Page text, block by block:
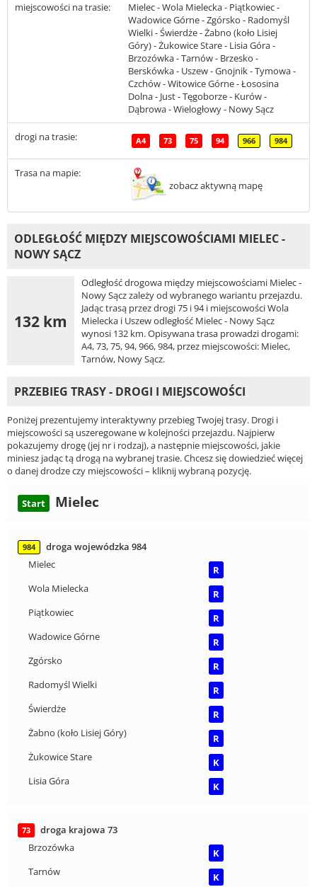
miejscowości na trasie:
Mielec - Wola Mielecka - Piątkowiec -
Wadowice Górne - Zgórsko - Radomyśl
Wielki - Świerdże - Żabno (koło Lisiej
Góry) - Żukowice Stare - Lisia Góra -
Brzozówka - Tarnów - Brzesko -
Berskówka - Uszew - Gnojnik - Tymowa -
Czchów - Witowice Górne - Łososina
Dolna - Just - Tęgoborze - Kurów -
Dąbrowa - Wielogłowy - Nowy Sącz
drogi na trasie: A4 73 75 94 966 984
Trasa na mapie:
zobacz aktywną mapę
ODLEGŁOŚĆ MIĘDZY MIEJSCOWOŚCIAMI MIELEC -
NOWY SĄCZ
132 km
Odległość drogowa między miejscowościami Mielec -
Nowy Sącz zależy od wybranego wariantu przejazdu.
Jadąc trasą przez drogi 75 i 94 i miejscowości Wola
Mielecka i Uszew odległość Mielec - Nowy Sącz
wynosi 132 km. Opisywana trasa prowadzi drogami:
A4, 73, 75, 94, 966, 984, przez miejscowości: Mielec,
Tarnów, Nowy Sącz.
PRZEBIEG TRASY - DROGI I MIEJSCOWOŚCI
Poniżej prezentujemy interaktywny przebieg Twojej trasy. Drogi i
miejscowości są uszeregowane w kolejności przejazdu. Najpierw
pokazujemy drogę (jej nr i rodzaj), a następnie miejscowości, jakie
miniesz jadąc tą drogą na wybranej trasie. Chcesz się dowiedzieć więcej
o danej drodze czy miejscowości – kliknij wybraną pozycję.
Start Mielec
984
droga wojewódzka 984
Mielec
R
Wola Mielecka
R
Piątkowiec
R
Wadowice Górne
R
Zgórsko
R
Radomyśl Wielki
R
Świerdże
R
Żabno (koło Lisiej Góry)
R
Żukowice Stare
K
Lisia Góra
K
73
droga krajowa 73
Brzozówka
K
Tarnów
K